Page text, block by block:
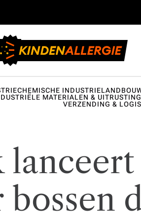
CHEMISCHE INDUSTRIE
MATERIALEN & UITRUSTING
VERZENDING &
lanceert